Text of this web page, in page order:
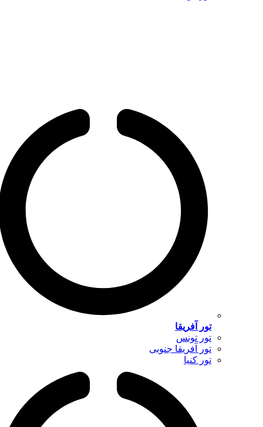
تور آفریقا
تور تونس
تور آفریقا جنوبی
تور کنیا